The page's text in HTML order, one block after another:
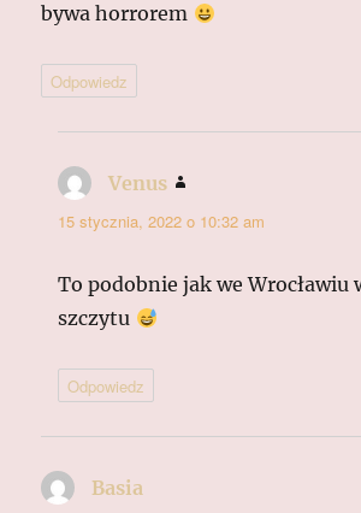
bywa horrorem
Odpowiedz
Venus
15 stycznia, 2022 o 10:32 am
To podobnie jak we Wrocławiu
szczytu
Odpowiedz
Basia